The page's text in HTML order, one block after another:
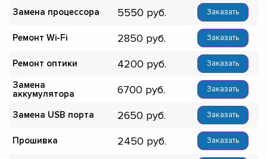
Замена процессора 5550 Заказать
Ремонт Wi-Fi 2850 Заказать
Ремонт оптики 4200 Заказать
Замена
аккумулятора
6700 Заказать
Замена USB порта 2650 Заказать
Прошивка 2450 Заказать